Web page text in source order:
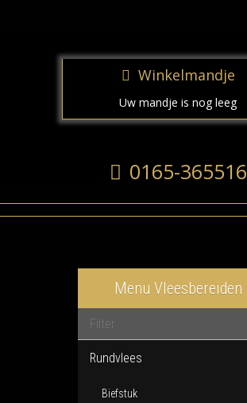
Winkelmandje
Uw mandje is nog leeg
0165-365516
Menu Vleesbereiden
Rundvlees
Biefstuk